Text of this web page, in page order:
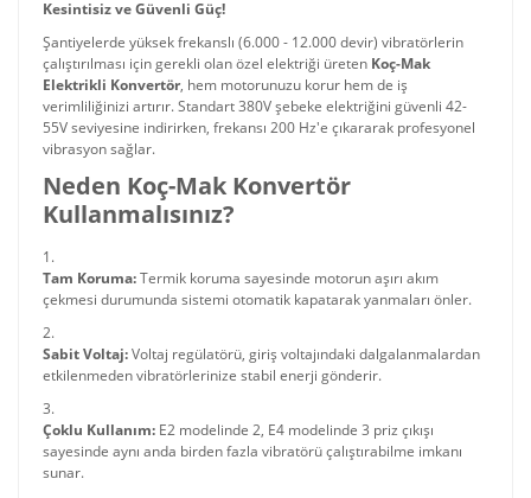
Kesintisiz ve Güvenli Güç!
Şantiyelerde yüksek frekanslı (6.000 - 12.000 devir) vibratörlerin
çalıştırılması için gerekli olan özel elektriği üreten Koç-Mak
Elektrikli Konvertör, hem motorunuzu korur hem de iş
verimliliğinizi artırır. Standart 380V şebeke elektriğini güvenli 42-
55V seviyesine indirirken, frekansı 200 Hz'e çıkararak profesyonel
vibrasyon sağlar.
Neden Koç-Mak Konvertör
Kullanmalısınız?
Tam Koruma:Termik koruma sayesinde motorun aşırı akım
çekmesi durumunda sistemi otomatik kapatarak yanmaları önler.
Sabit Voltaj:Voltaj regülatörü, giriş voltajındaki dalgalanmalardan
etkilenmeden vibratörlerinize stabil enerji gönderir.
Çoklu Kullanım: E2 modelinde 2, E4 modelinde 3 priz çıkışı
sayesinde aynı anda birden fazla vibratörü çalıştırabilme imkanı
sunar.